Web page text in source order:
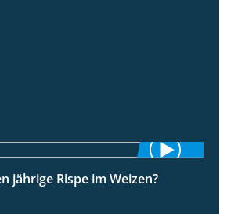
1:15
jährige Rispe im Weizen?